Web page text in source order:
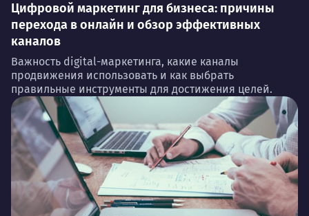
Цифровой маркетинг для бизнеса: причины
перехода в онлайн и обзор эффективных
каналов
Важность digital-маркетинга, какие каналы
продвижения использовать и как выбрать
правильные инструменты для достижения целей.